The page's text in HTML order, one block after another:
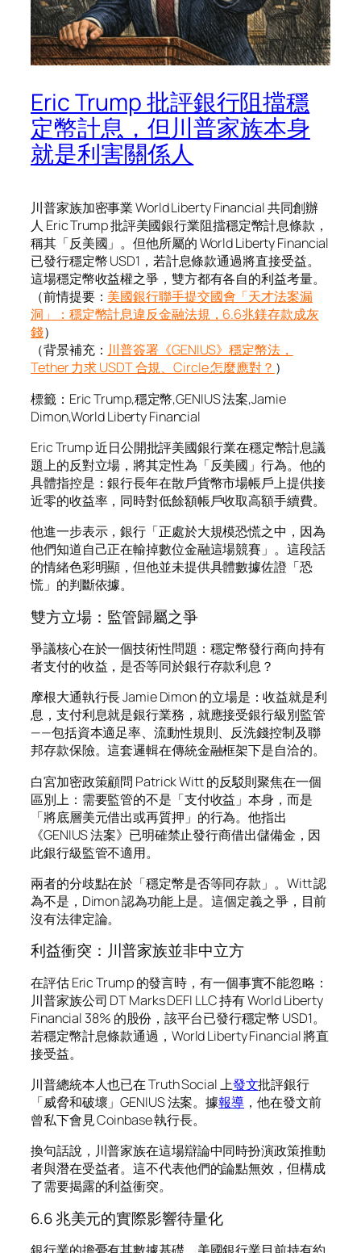
Eric Trump 批評銀行阻擋穩
定幣計息，但川普家族本身
就是利害關係人
川普家族加密事業 World Liberty Financial 共同創辦
人 Eric Trump 批評美國銀行業阻擋穩定幣計息條款，
稱其「反美國」。但他所屬的 World Liberty Financial
已發行穩定幣 USD1，若計息條款通過將直接受益。
這場穩定幣收益權之爭，雙方都有各自的利益考量。
（前情提要： 美國銀行聯手提交國會「天才法案漏
洞」：穩定幣計息違反金融法規，6.6兆鎂存款成灰
錢）
（背景補充： 川普簽署《GENIUS》穩定幣法，
Tether 力求 USDT 合規、Circle 怎麼應對？ ）
標籤：Eric Trump,穩定幣,GENIUS 法案,Jamie
Dimon,World Liberty Financial
Eric Trump 近日公開批評美國銀行業在穩定幣計息議
題上的反對立場，將其定性為「反美國」行為。他的
具體指控是：銀行長年在散戶貨幣市場帳戶上提供接
近零的收益率，同時對低餘額帳戶收取高額手續費。
他進一步表示，銀行「正處於大規模恐慌之中，因為
他們知道自己正在輸掉數位金融這場競賽」。這段話
的情緒色彩明顯，但他並未提供具體數據佐證「恐
慌」的判斷依據。
雙方立場：監管歸屬之爭
爭議核心在於一個技術性問題：穩定幣發行商向持有
者支付的收益，是否等同於銀行存款利息？
摩根大通執行長 Jamie Dimon 的立場是：收益就是利
息，支付利息就是銀行業務，就應接受銀行級別監管
——包括資本適足率、流動性規則、反洗錢控制及聯
邦存款保險。這套邏輯在傳統金融框架下是自洽的。
白宮加密政策顧問 Patrick Witt 的反駁則聚焦在一個
區別上：需要監管的不是「支付收益」本身，而是
「將底層美元借出或再質押」的行為。他指出
《GENIUS 法案》已明確禁止發行商借出儲備金，因
此銀行級監管不適用。
兩者的分歧點在於「穩定幣是否等同存款」。Witt 認
為不是，Dimon 認為功能上是。這個定義之爭，目前
沒有法律定論。
利益衝突：川普家族並非中立方
在評估 Eric Trump 的發言時，有一個事實不能忽略：
川普家族公司 DT Marks DEFI LLC 持有 World Liberty
Financial 38% 的股份，該平台已發行穩定幣 USD1。
若穩定幣計息條款通過，World Liberty Financial 將直
接受益。
川普總統本人也已在 Truth Social 上發文批評銀行
「威脅和破壞」GENIUS 法案。據報導 ，他在發文前
曾私下會見 Coinbase 執行長。
換句話說，川普家族在這場辯論中同時扮演政策推動
者與潛在受益者。這不代表他們的論點無效，但構成
了需要揭露的利益衝突。
6.6 兆美元的實際影響待量化